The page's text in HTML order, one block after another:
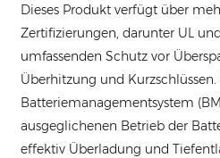
Dieses Produkt verfügt über
Zertifizierungen, darunter UL
umfassenden Schutz vor
Überhitzung und
Batteriemanagementsystem
ausgeglichenen Betrieb der
effektiv Überladung und